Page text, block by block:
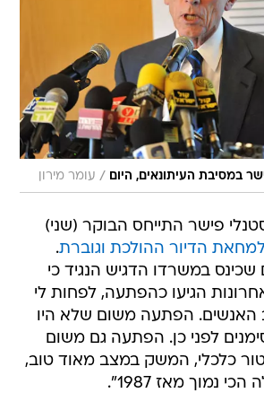
במסיבת העיתונאים, היום / עומר מירון
פישר התייחס הבוקר (שני)
הדיור ההולכת וגוברת.
שכינס במשרדו הדגיש הנגיד כי
הגיעו כהפתעה, לפחות לי
האנשים. הפתעה משום שלא היו
לפני כן. הפתעה גם משום
כלכלי, המשק במצב מאוד טוב,
נמוך מאז 1987".